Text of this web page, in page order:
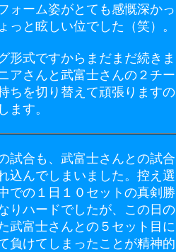
ォーム姿がとても感慨深かっ
っと眩しい位でした（笑）。
形式ですからまだまだ続きま
アさんと武富士さんの２チー
ちを切り替えて頑張りますの
ます。
試合も、武富士さんとの試合
込んでしまいました。控え選
での１日１０セットの真剣勝
りハードでしたが、この日の
武富士さんとの５セット目に
負けてしまったことが精神的